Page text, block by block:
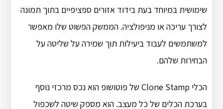
שימושית במיוחד בעת בידוד אזורים ספציפיים בתוך תמונה
לצורך עריכה או מניפולציה. הממשק הפשוט שלו מאפשר
למשתמשים לעבוד ביעילות תוך שמירה על שליטה על
הבחירות שלהם.
הכלי Clone Stamp של פוטושופ הוא נכס מרכזי נוסף
בערכת הכלים של כל מעצב. הוא מספק שיטה לשכפול